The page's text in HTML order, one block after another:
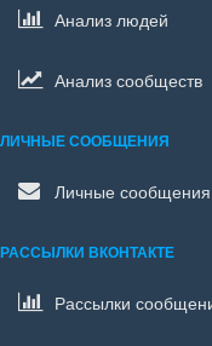
Анализ людей
Анализ сообществ
ЛИЧНЫЕ СООБЩЕНИЯ
Личные сообщения
РАССЫЛКИ ВКОНТАКТЕ
Рассылки